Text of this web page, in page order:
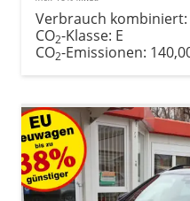
Verbrauch kombiniert:
CO2-Klasse: E
CO2-Emissionen: